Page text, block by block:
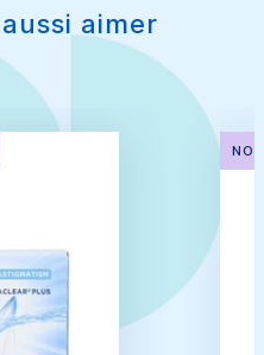
aimer